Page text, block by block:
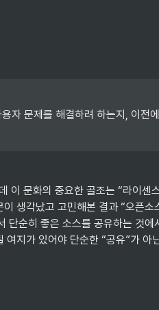
자 문제를 해결하려 하는지, 이전
이 문화의 중요한 골조는 “라이센
생각났고 고민해본 결과 “오픈소
단순히 좋은 소스를 공유하는 것에
지가 있어야 단순한 “공유”가 아